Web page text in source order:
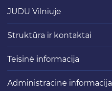
JUDU Vilniuje
Struktūra ir kontaktai
Teisinė informacija
Administracinė informacija